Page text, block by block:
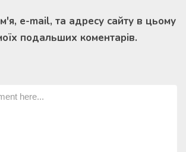
e-mail, та адресу сайту в цьому
подальших коментарів.